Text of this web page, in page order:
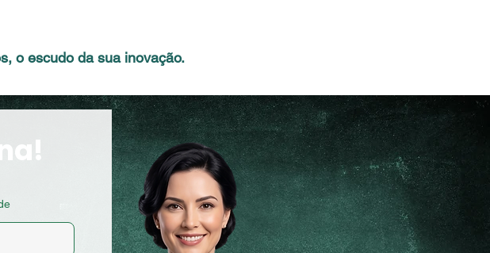
o escudo da sua inovação.